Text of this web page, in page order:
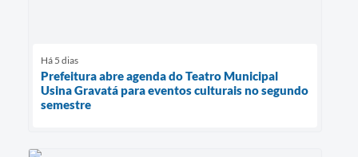
Há 5 dias
Prefeitura abre agenda do Teatro Municipal
Usina Gravatá para eventos culturais no segundo
semestre